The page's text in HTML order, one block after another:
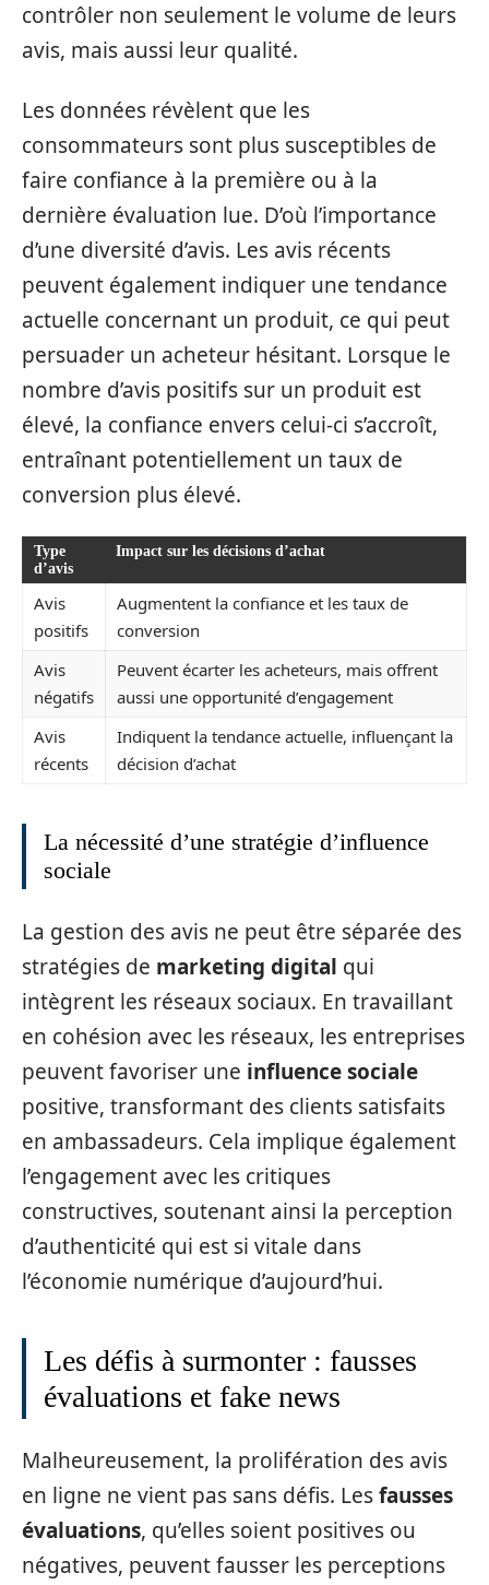
contrôler non seulement le volume de leurs
avis, mais aussi leur qualité.
Les données révèlent que les
consommateurs sont plus susceptibles de
faire confiance à la première ou à la
dernière évaluation lue. D’où l’importance
d’une diversité d’avis. Les avis récents
peuvent également indiquer une tendance
actuelle concernant un produit, ce qui peut
persuader un acheteur hésitant. Lorsque le
nombre d’avis positifs sur un produit est
élevé, la confiance envers celui-ci s’accroît,
entraînant potentiellement un taux de
conversion plus élevé.
Type
d’avis
Impact sur les décisions d’achat
Avis
positifs
Augmentent la confiance et les taux de
conversion
Avis
négatifs
Peuvent écarter les acheteurs, mais offrent
aussi une opportunité d’engagement
Avis
récents
Indiquent la tendance actuelle, influençant la
décision d’achat
La nécessité d’une stratégie d’influence
sociale
La gestion des avis ne peut être séparée des
stratégies de marketing digital qui
intègrent les réseaux sociaux. En travaillant
en cohésion avec les réseaux, les entreprises
peuvent favoriser une influence sociale
positive, transformant des clients satisfaits
en ambassadeurs. Cela implique également
l’engagement avec les critiques
constructives, soutenant ainsi la perception
d’authenticité qui est si vitale dans
l’économie numérique d’aujourd’hui.
Les défis à surmonter : fausses
évaluations et fake news
Malheureusement, la prolifération des avis
en ligne ne vient pas sans défis. Lesfausses
évaluations, qu’elles soient positives ou
négatives, peuvent fausser les perceptions